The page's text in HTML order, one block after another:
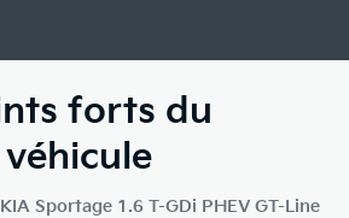
forts du
véhicule
Sportage 1.6 T-GDi PHEV GT-Line